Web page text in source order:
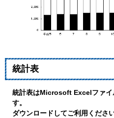
統計表
統計表はMicrosoft Excelファイ
す。
ダウンロードしてご利用ください